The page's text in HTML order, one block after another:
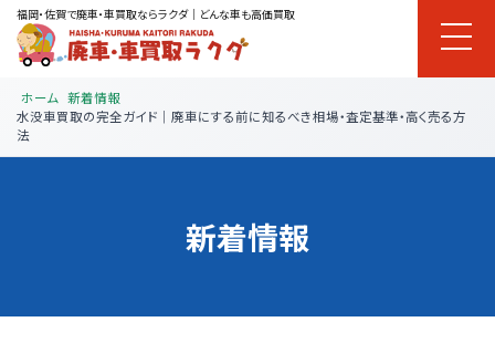
福岡・佐賀で廃車・車買取ならラクダ｜どんな車も高価買取
ホーム 新着情報
水没車買取の完全ガイド｜廃車にする前に知るべき相場・査定基準・高く売る方
法
新着情報